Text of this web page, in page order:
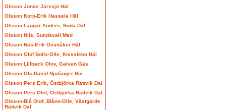
Olsson Jonas Järvsjö Häl
Olsson Korp-Erik Hassela Häl
Olsson Laggar Anders, Boda Dal
Olsson Nils, Sundsvall Med
Olsson Näs-Erik Ovanåker Häl
Olsson Olof Bolls-Olle, Knisslebo Häl
Olsson Lillback Olov, Galven Gäs
Olsson Ols-David Njutånger Häl
Olsson Pers Erik, Östbjörka Rättvik Dal
Olsson Pers Olof, Östbjörka Rättvik Dal
Olsson-Blå Olof, Blånn-Olle, Västgärde
Rättvik Dal